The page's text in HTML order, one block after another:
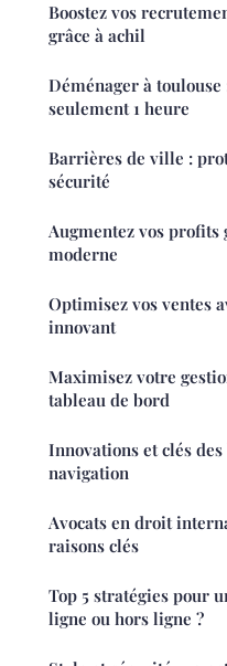
Boostez vos
grâce à achil
Déménager à
seulement 1 heure
Barrières de ville :
sécurité
Augmentez vos
moderne
Optimisez vos ventes
innovant
Maximisez votre
tableau de bord
Innovations et clés
navigation
Avocats en droit
raisons clés
Top 5 stratégies pour
ligne ou hors ligne ?